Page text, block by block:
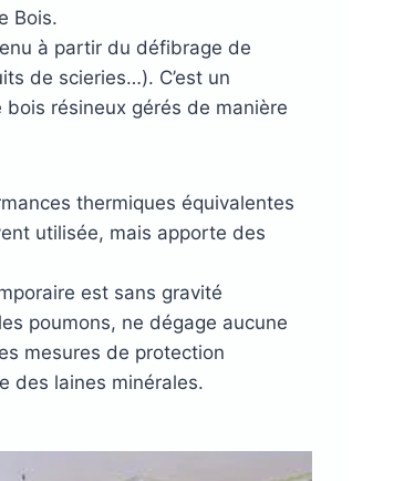
Bois.
à partir du défibrage de
de scieries…). C’est un
résineux gérés de manière
thermiques équivalentes
utilisée, mais apporte des
est sans gravité
poumons, ne dégage aucune
mesures de protection
des laines minérales.